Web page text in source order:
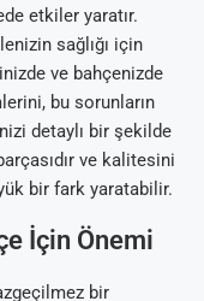
etkiler yaratır.
sağlığı için
ve bahçenizde
bu sorunların
detaylı bir şekilde
ve kalitesini
bir fark yaratabilir.
İçin Önemi
bir